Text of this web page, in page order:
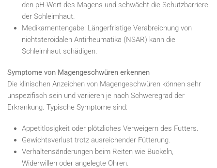
den pH-Wert des Magens und schwächt die Schutzbarriere
der Schleimhaut.
Medikamentengabe: Längerfristige Verabreichung von
nichtsteroidalen Antirheumatika (NSAR) kann die
Schleimhaut schädigen.
Symptome von Magengeschwüren erkennen
Die klinischen Anzeichen von Magengeschwüren können sehr
unspezifisch sein und variieren je nach Schweregrad der
Erkrankung. Typische Symptome sind:
Appetitlosigkeit oder plötzliches Verweigern des Futters.
Gewichtsverlust trotz ausreichender Fütterung.
Verhaltensänderungen beim Reiten wie Buckeln,
Widerwillen oder angelegte Ohren.